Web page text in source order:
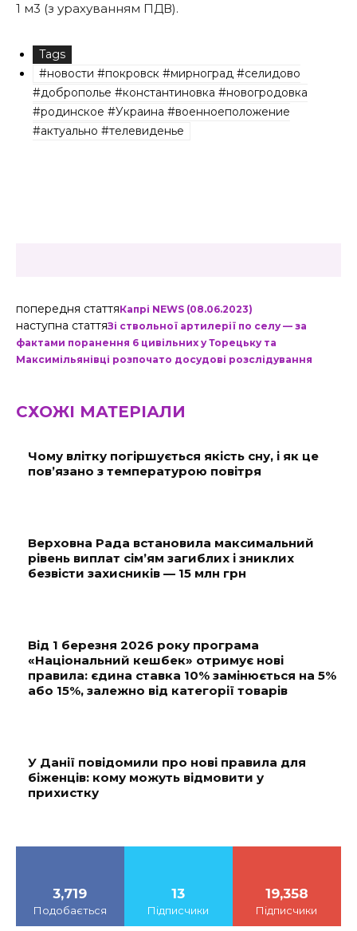
1 м3 (з урахуванням ПДВ).
Tags
#новости #покровск #мирноград #селидово
#доброполье #константиновка #новогродовка
#родинское #Украина #военноеположение
#актуально #телевиденье
попередня статтяКапрі NEWS (08.06.2023)
наступна статтяЗі ствольної артилерії по селу — за
фактами поранення 6 цивільних у Торецьку та
Максимільянівці розпочато досудові розслідування
СХОЖІ МАТЕРІАЛИ
Чому влітку погіршується якість сну, і як це
пов’язано з температурою повітря
Верховна Рада встановила максимальний
рівень виплат сім’ям загиблих і зниклих
безвісти захисників — 15 млн грн
Від 1 березня 2026 року програма
«Національний кешбек» отримує нові
правила: єдина ставка 10% замінюється на 5%
або 15%, залежно від категорії товарів
У Данії повідомили про нові правила для
біженців: кому можуть відмовити у
прихистку
3,719
Подобається
13
Підписчики
19,358
Підписчики